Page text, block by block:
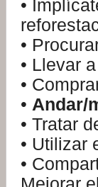
•
•
• Llevar
•
• Andar/
• Tratar
• Utilizar
•